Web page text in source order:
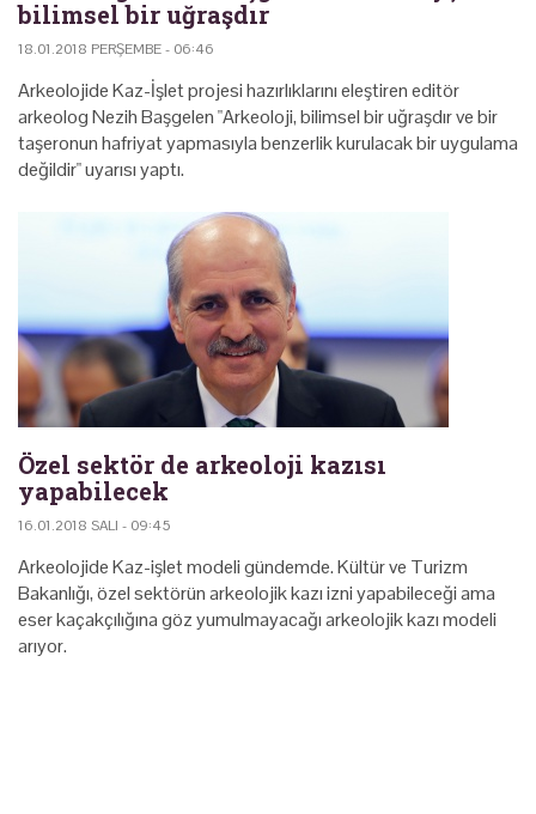
bilimsel bir uğraşdır
18.01.2018 PERŞEMBE - 06:46
Arkeolojide Kaz-İşlet projesi hazırlıklarını eleştiren editör
arkeolog Nezih Başgelen "Arkeoloji, bilimsel bir uğraşdır ve bir
taşeronun hafriyat yapmasıyla benzerlik kurulacak bir uygulama
değildir" uyarısı yaptı.
Özel sektör de arkeoloji kazısı
yapabilecek
16.01.2018 SALI - 09:45
Arkeolojide Kaz-işlet modeli gündemde. Kültür ve Turizm
Bakanlığı, özel sektörün arkeolojik kazı izni yapabileceği ama
eser kaçakçılığına göz yumulmayacağı arkeolojik kazı modeli
arıyor.